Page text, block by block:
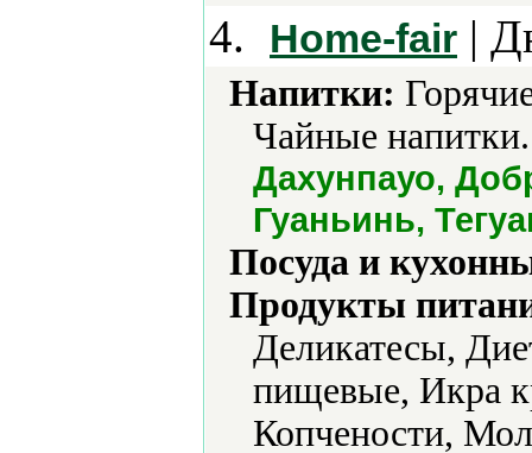
4. Home-fair |
Напитки:
Чайные
Дахунпауо,
Гуаньинь,
Посуда и
Продукты
Деликатесы,
пищевые, Икра
Копчености,